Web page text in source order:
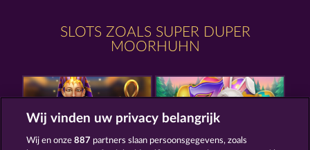
SLOTS ZOALS SUPER DUPER
MOORHUHN
Wij vinden uw privacy belangrijk
Wij en onze887 partners slaan persoonsgegevens, zoals